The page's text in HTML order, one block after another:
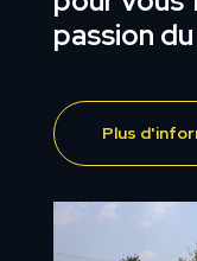
passion
Plus